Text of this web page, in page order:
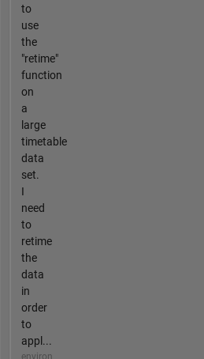
to
use
the
"retime"
function
on
a
large
timetable
data
set.
I
need
to
retime
the
data
in
order
to
appl...